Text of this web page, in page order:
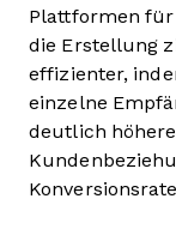
Plattformen für
die Erstellung
effizienter,
einzelne
deutlich